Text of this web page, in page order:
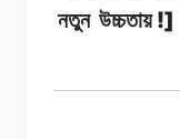
নতুন উচ্চতায়!]